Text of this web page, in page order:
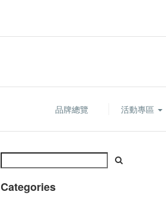
品牌總覽 活動專區
Categories